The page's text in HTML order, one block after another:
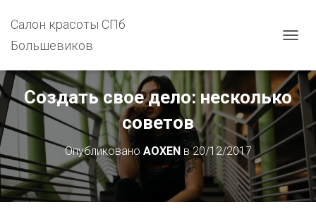
Салон красоты СПб
Большевиков
Р
Е
К
Л
Ч
Т
Ь
Н
Создать свое дело: несколько
советов
Опубликовано AOXENв20/12/2017